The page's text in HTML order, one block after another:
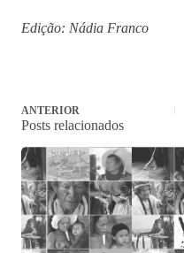
Edição: Nádia Franco
ANTERIOR
Posts relacionados